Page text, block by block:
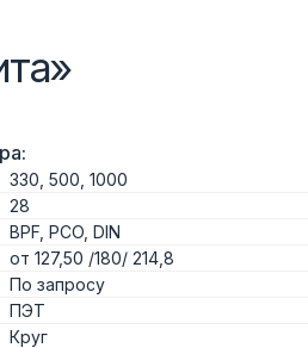
330, 500, 1000
28
BPF, PCO, DIN
от 127,50 /180/ 214,8
По запросу
ПЭТ
Круг